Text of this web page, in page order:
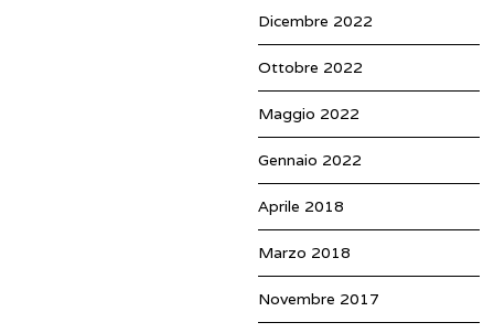
Dicembre 2022
Ottobre 2022
Maggio 2022
Gennaio 2022
Aprile 2018
Marzo 2018
Novembre 2017